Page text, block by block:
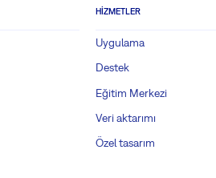
HIZMETLER
Uygulama
Destek
Eğitim Merkezi
Veri aktarımı
Özel tasarım